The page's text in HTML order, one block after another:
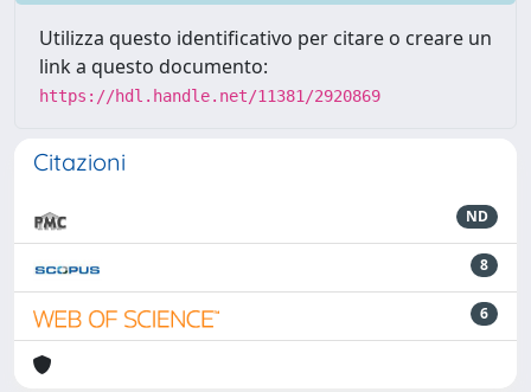
Utilizza questo identificativo per citare o creare un
link a questo documento:
https://hdl.handle.net/11381/2920869
Citazioni
ND
8
6